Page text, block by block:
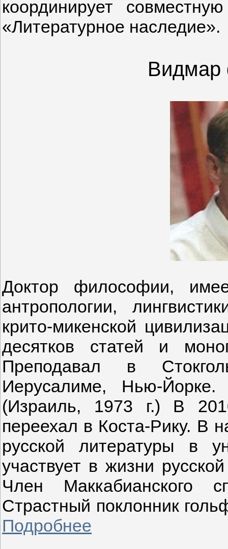
координирует
«Литературное наследие».
Видмар
Доктор философии,
антропологии,
крито-микенской
десятков статей и
Преподавал в
Иерусалиме, Нью-
(Израиль, 1973 г.) В
переехал в Коста-Рику. В
русской литературы в
участвует в жизни
Член Маккабианского
Страстный поклонник
Подробнее